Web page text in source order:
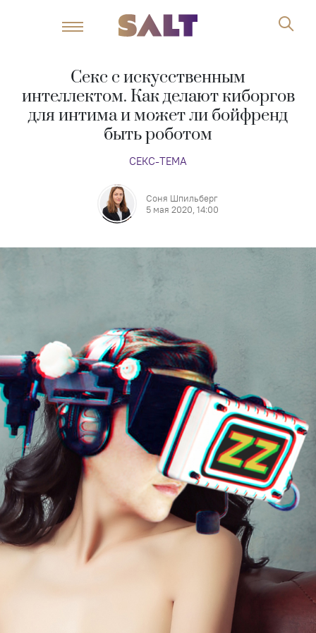
Секс с искусственным
интеллектом. Как делают киборгов
для интима и может ли бойфренд
быть роботом
СЕКС-ТЕМА
Соня Шпильберг
5 мая 2020, 14:00